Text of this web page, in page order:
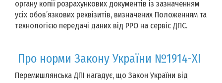
органу копії розрахункових документів із зазначенням
усіх обов’язкових реквізитів, визначених Положенням та
технологією передачі даних від РРО на сервіс ДПС.
Про норми Закону України №1914-XI
Перемишлянська ДПІ нагадує, що Закон України від